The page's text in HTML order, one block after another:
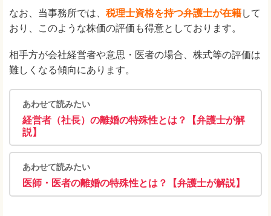
なお、当事務所では、 税理士資格を持つ弁護士が在籍して
おり、このような株価の評価も得意としております。
相手方が会社経営者や意思・医者の場合、株式等の評価は
難しくなる傾向にあります。
あわせて読みたい
経営者（社長）の離婚の特殊性とは？【弁護士が解
説】
あわせて読みたい
医師・医者の離婚の特殊性とは？【弁護士が解説】